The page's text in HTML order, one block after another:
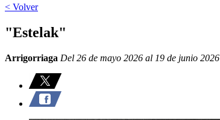
< Volver
"Estelak"
Arrigorriaga Del 26 de mayo 2026 al 19 de junio 2026